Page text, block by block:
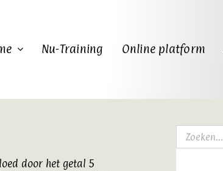
Nu-Training Online platform
door het getal 5
Zoeken
naar: